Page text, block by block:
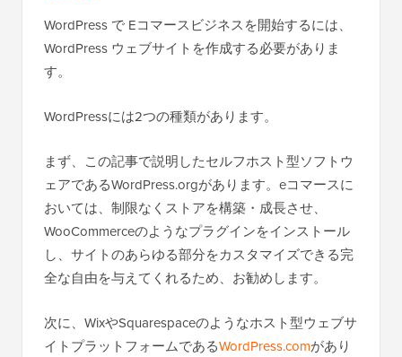
WordPress で Eコマースビジネスを開始するには、
WordPress ウェブサイトを作成する必要がありま
す。
WordPressには2つの種類があります。
まず、この記事で説明したセルフホスト型ソフトウ
ェアであるWordPress.orgがあります。eコマースに
おいては、制限なくストアを構築・成長させ、
WooCommerceのようなプラグインをインストール
し、サイトのあらゆる部分をカスタマイズできる完
全な自由を与えてくれるため、お勧めします。
次に、WixやSquarespaceのようなホスト型ウェブサ
イトプラットフォームであるWordPress.comがあり